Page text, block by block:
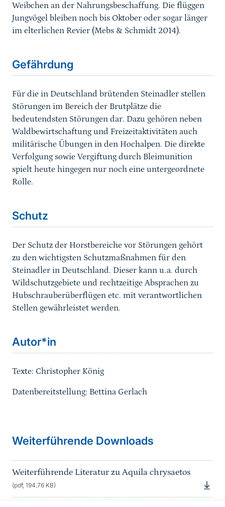
Weibchen an der Nahrungsbeschaffung. Die flüggen
Jungvögel bleiben noch bis Oktober oder sogar länger
im elterlichen Revier (Mebs & Schmidt 2014).
Sprungmarke
Gefährdung
Für die in Deutschland brütenden Steinadler stellen
Störungen im Bereich der Brutplätze die
bedeutendsten Störungen dar. Dazu gehören neben
Waldbewirtschaftung und Freizeitaktivitäten auch
militärische Übungen in den Hochalpen. Die direkte
Verfolgung sowie Vergiftung durch Bleimunition
spielt heute hingegen nur noch eine untergeordnete
Rolle.
Sprungmarke
Schutz
Der Schutz der Horstbereiche vor Störungen gehört
zu den wichtigsten Schutzmaßnahmen für den
Steinadler in Deutschland. Dieser kann u.a. durch
Wildschutzgebiete und rechtzeitige Absprachen zu
Hubschrauberüberflügen etc. mit verantwortlichen
Stellen gewährleistet werden.
Sprungmarke
Autor*in
Texte: Christopher König
Datenbereitstellung: Bettina Gerlach
Weiterführende Downloads
Weiterführende Literatur zu Aquila chrysaetos
(pdf, 194.76 KB)